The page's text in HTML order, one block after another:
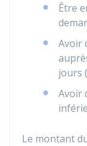
Être
Avoir
jours
Avoir
Le montant